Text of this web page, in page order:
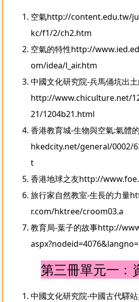
空氣http://content.edu.tw/
kc/f1/2/ch2.htm
空氣的特性http://
om/idea/l_air.htm
中國文化研究院-兵馬俑坑出
http://www.chiculture.net/
21/1204b21.html
香港教育城-生物與空氣:氣體
hkedcity.net/general/0002/
t
香港地球之友http://
旅行家自然教室-生長的力量
r.com/hktree/croom03.a
教育局-葉子的故事http://
第三冊單元一﹕
中國文化研究院-中國古代驛